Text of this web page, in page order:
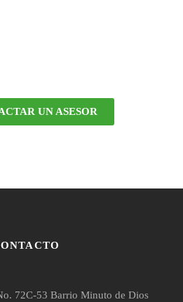
UN ASESOR
72C-53 Barrio Minuto de Dios